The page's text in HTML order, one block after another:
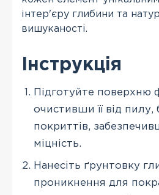
інтер'єру глибини та
вишуканості.
Інструкція
Підготуйте поверхню
очистивши її від пилу,
покриттів,
міцність.
Нанесіть ґрунтовку
проникнення для